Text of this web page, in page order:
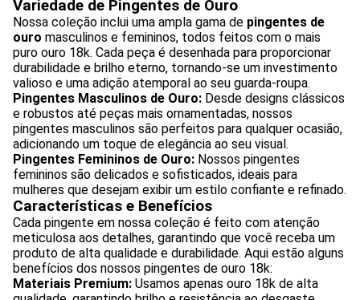
Variedade de Pingentes de Ouro
Nossa coleção inclui uma ampla gama de pingentes de
ouro masculinos e femininos, todos feitos com o mais
puro ouro 18k. Cada peça é desenhada para proporcionar
durabilidade e brilho eterno, tornando-se um investimento
valioso e uma adição atemporal ao seu guarda-roupa.
Pingentes Masculinos de Ouro: Desde designs clássicos
e robustos até peças mais ornamentadas, nossos
pingentes masculinos são perfeitos para qualquer ocasião,
adicionando um toque de elegância ao seu visual.
Pingentes Femininos de Ouro: Nossos pingentes
femininos são delicados e sofisticados, ideais para
mulheres que desejam exibir um estilo confiante e refinado.
Características e Benefícios
Cada pingente em nossa coleção é feito com atenção
meticulosa aos detalhes, garantindo que você receba um
produto de alta qualidade e durabilidade. Aqui estão alguns
benefícios dos nossos pingentes de ouro 18k:
Materiais Premium: Usamos apenas ouro 18k de alta